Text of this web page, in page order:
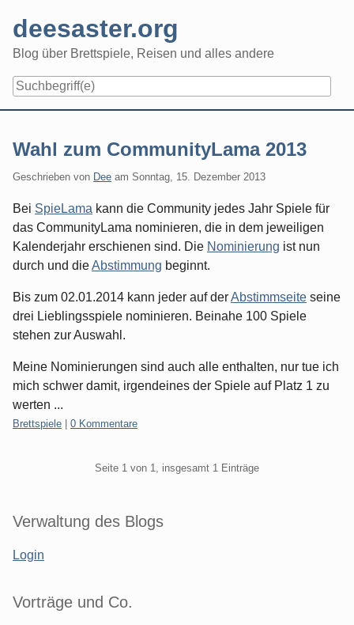
content
deesaster.org
Blog über Brettspiele, Reisen und alles andere
Wahl zum CommunityLama 2013
Geschrieben von Dee am Sonntag, 15. Dezember 2013
Bei SpieLama kann die Community jedes Jahr Spiele für
das CommunityLama nominieren, die in dem jeweiligen
Kalenderjahr erschienen sind. Die Nominierung ist nun
durch und dieAbstimmung beginnt.
Bis zum 02.01.2014 kann jeder auf derAbstimmseite seine
drei Lieblingsspiele nominieren. Beinahe 100 Spiele
stehen zur Auswahl.
Meine Nominierungen sind auch alle enthalten, nur tue ich
mich schwer damit, irgendeines der Spiele auf Platz 1 zu
werten ...
Kategorien:
Brettspiele 0 Kommentare
Seite 1 von 1, insgesamt 1 Einträge
Seitenleiste
Verwaltung des Blogs
Login
Vorträge und Co.